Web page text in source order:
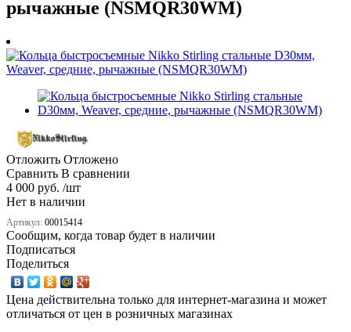
рычажные (NSMQR30WM)
Отложить Отложено
Сравнить В сравнении
4 000 руб. /шт
Нет в наличии
Артикул: 00015414
Сообщим, когда товар будет в наличии
Подписаться
Поделиться
Цена действительна только для интернет-магазина и может
отличаться от цен в розничных магазинах